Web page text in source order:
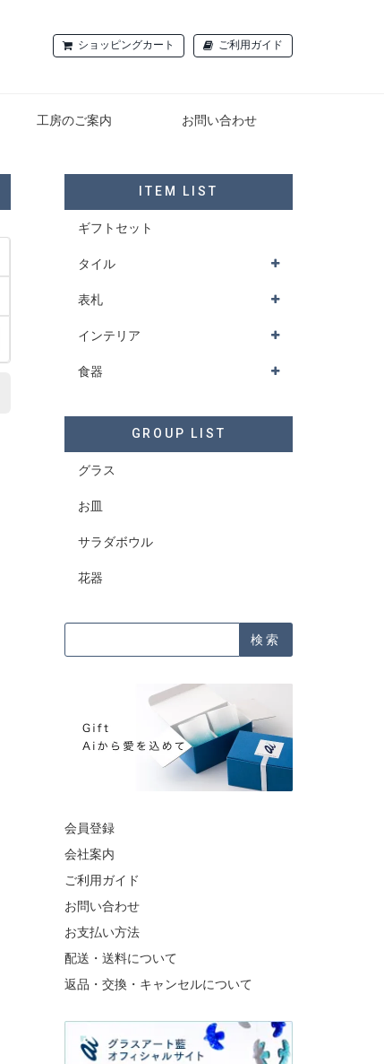
工房のご案内 お問い合わせ
ショッピングカート ご利用ガイド
ITEM LIST
ギフトセット
タイル
表札
インテリア
食器
GROUP LIST
グラス
お皿
サラダボウル
花器
検索
会員登録
会社案内
ご利用ガイド
お問い合わせ
お支払い方法
配送・送料について
返品・交換・キャンセルについて